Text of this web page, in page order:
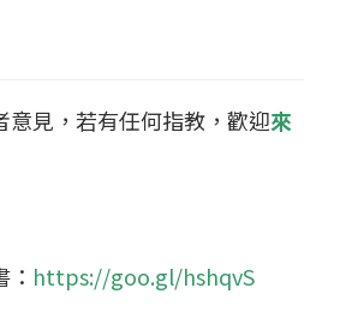
意見，若有任何指教，歡迎來
https://goo.gl/hshqvS